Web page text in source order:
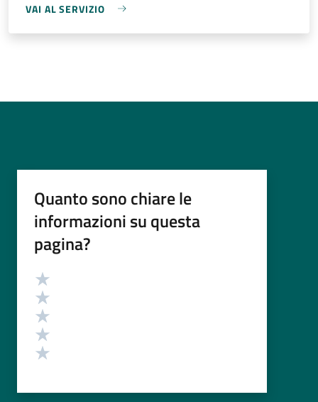
VAI AL SERVIZIO
Quanto sono chiare le
informazioni su questa
pagina?
Valutazione